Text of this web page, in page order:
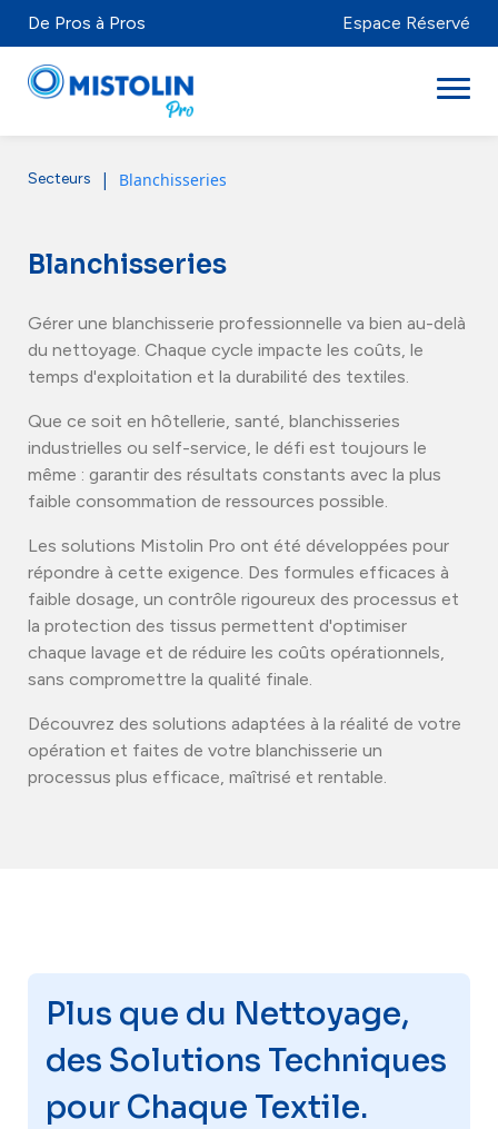
De Pros à Pros Espace Réservé
Secteurs
À propos
Distributeurs
Secteurs | Blanchisseries
Blanchisseries
Gérer une blanchisserie professionnelle va bien au-delà
du nettoyage. Chaque cycle impacte les coûts, le
temps d'exploitation et la durabilité des textiles.
Que ce soit en hôtellerie, santé, blanchisseries
industrielles ou self-service, le défi est toujours le
même : garantir des résultats constants avec la plus
faible consommation de ressources possible.
Les solutions Mistolin Pro ont été développées pour
répondre à cette exigence. Des formules efficaces à
faible dosage, un contrôle rigoureux des processus et
la protection des tissus permettent d'optimiser
chaque lavage et de réduire les coûts opérationnels,
sans compromettre la qualité finale.
Découvrez des solutions adaptées à la réalité de votre
opération et faites de votre blanchisserie un
processus plus efficace, maîtrisé et rentable.
Plus que du Nettoyage,
des Solutions Techniques
pour Chaque Textile.